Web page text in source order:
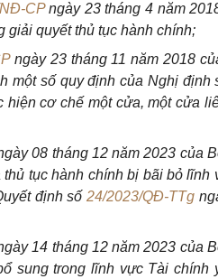
CPngày 23 tháng 4 năm
giải quyết thủ tục hành chính;
ngày 23 tháng 11 năm 2018
một số quy định của Nghị định
cơ chế một cửa, một cửa
08 tháng 12 năm 2023 của
tục hành chính bị bãi bỏ lĩnh
định số24/2023/QĐ-TTg
14 tháng 12 năm 2023 của
sung trong lĩnh vực Tài chính